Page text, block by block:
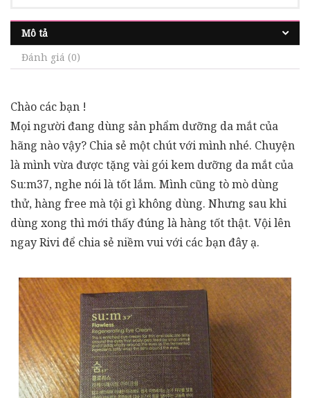
Mô tả
Đánh giá (0)
Chào các bạn !
Mọi người đang dùng sản phẩm dưỡng da mắt của
hãng nào vậy? Chia sẻ một chút với mình nhé. Chuyện
là mình vừa được tặng vài gói kem dưỡng da mắt của
Su:m37, nghe nói là tốt lắm. Mình cũng tò mò dùng
thử, hàng free mà tội gì không dùng. Nhưng sau khi
dùng xong thì mới thấy đúng là hàng tốt thật. Vội lên
ngay Rivi để chia sẻ niềm vui với các bạn đây ạ.